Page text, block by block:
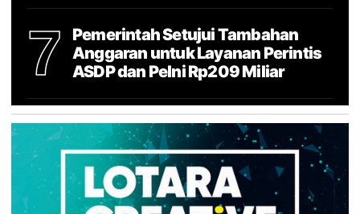
7
Pemerintah Setujui Tambahan
Anggaran untuk Layanan Perintis
ASDP dan Pelni Rp209 Miliar